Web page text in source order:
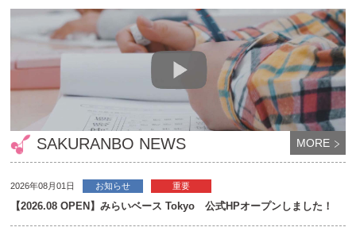
SAKURANBO NEWS MORE
2026年08月01日 お知らせ 重要
【2026.08 OPEN】みらいベース Tokyo 公式HPオープンしました！